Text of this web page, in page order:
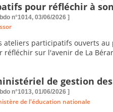
pour réfléchir à
n°1014, 03/06/2026 ]
ateliers participatifs ouverts
réfléchir sur l'avenir de La
de gestion
n°1013, 01/06/2026 ]
de l'éducation nationale